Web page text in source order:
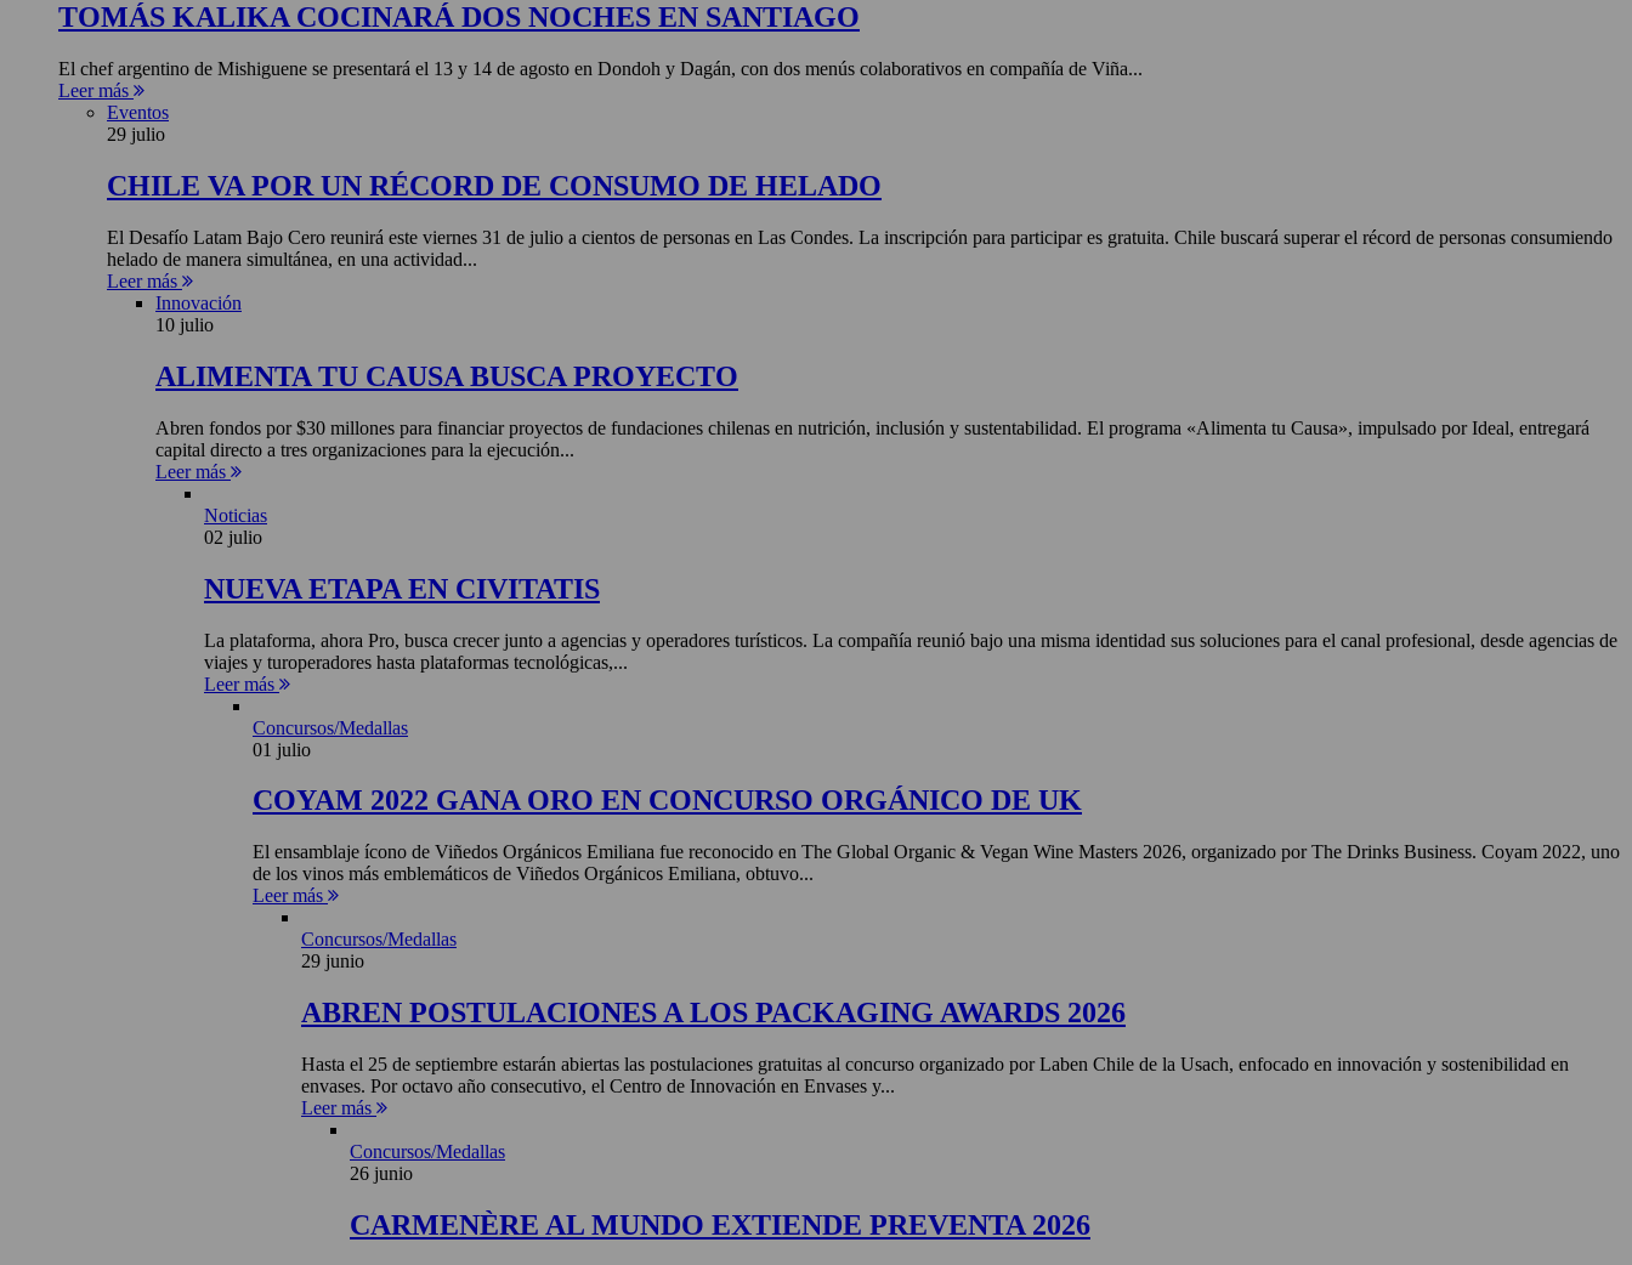
TOMÁS KALIKA COCINARÁ DOS NOCHES EN SANTIAGO
El chef argentino de Mishiguene se presentará el 13 y 14 de agosto en Dondoh y Dagán, con dos menús colaborativos en compañía de Viña...
Leer más
Eventos
29 julio
CHILE VA POR UN RÉCORD DE CONSUMO DE HELADO
El Desafío Latam Bajo Cero reunirá este viernes 31 de julio a cientos de personas en Las Condes. La inscripción para participar es gratuita. Chile buscará superar el récord de personas consumiendo
helado de manera simultánea, en una actividad...
Leer más
Innovación
10 julio
ALIMENTA TU CAUSA BUSCA PROYECTO
Abren fondos por $30 millones para financiar proyectos de fundaciones chilenas en nutrición, inclusión y sustentabilidad. El programa «Alimenta tu Causa», impulsado por Ideal, entregará
capital directo a tres organizaciones para la ejecución...
Leer más
Noticias
02 julio
NUEVA ETAPA EN CIVITATIS
La plataforma, ahora Pro, busca crecer junto a agencias y operadores turísticos. La compañía reunió bajo una misma identidad sus soluciones para el canal profesional, desde agencias de
viajes y turoperadores hasta plataformas tecnológicas,...
Leer más
Concursos/Medallas
01 julio
COYAM 2022 GANA ORO EN CONCURSO ORGÁNICO DE UK
El ensamblaje ícono de Viñedos Orgánicos Emiliana fue reconocido en The Global Organic & Vegan Wine Masters 2026, organizado por The Drinks Business. Coyam 2022, uno
de los vinos más emblemáticos de Viñedos Orgánicos Emiliana, obtuvo...
Leer más
Concursos/Medallas
29 junio
ABREN POSTULACIONES A LOS PACKAGING AWARDS 2026
Hasta el 25 de septiembre estarán abiertas las postulaciones gratuitas al concurso organizado por Laben Chile de la Usach, enfocado en innovación y sostenibilidad en
envases. Por octavo año consecutivo, el Centro de Innovación en Envases y...
Leer más
Concursos/Medallas
26 junio
CARMENÈRE AL MUNDO EXTIENDE PREVENTA 2026